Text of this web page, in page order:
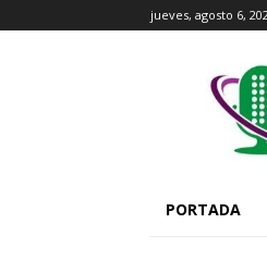
jueves, agosto 6,
PORTADA